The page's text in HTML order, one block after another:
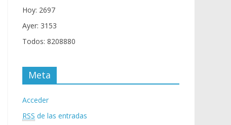
Hoy: 2697
Ayer: 3153
Todos: 8208880
Meta
Acceder
RSS de las entradas